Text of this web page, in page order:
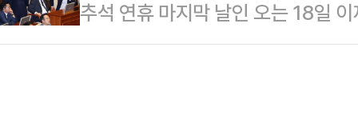
표적이다.조 위원장이 이끌고 있는
위'로 정치권 안팎의 많은 …
분류되는 영광군수 선거를 중심으
선거 지역은 정당 공천이 금지된 서
추석 연휴 마지막 날인 오는 18일
맞이한다. 이재명 대표는 지난 7월